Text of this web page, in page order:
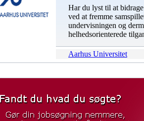
Har du lyst til at
ved at fremme
undervisningen og
helhedsorienterede
Aarhus Universitet